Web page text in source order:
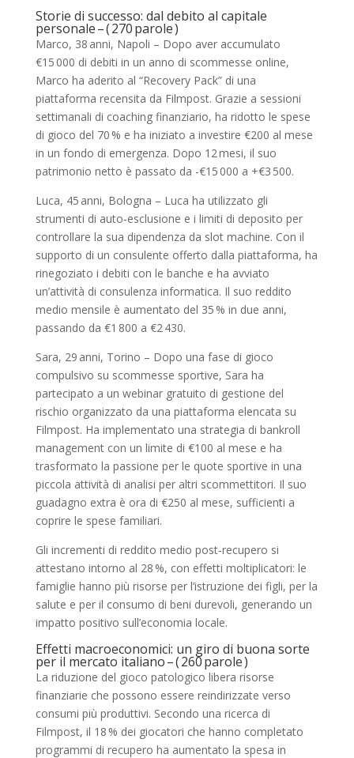
Storie di successo: dal debito al capitale
personale – ( 270 parole )
Marco, 38 anni, Napoli – Dopo aver accumulato
€15 000 di debiti in un anno di scommesse online,
Marco ha aderito al “Recovery Pack” di una
piattaforma recensita da Filmpost. Grazie a sessioni
settimanali di coaching finanziario, ha ridotto le spese
di gioco del 70 % e ha iniziato a investire €200 al mese
in un fondo di emergenza. Dopo 12 mesi, il suo
patrimonio netto è passato da -€15 000 a +€3 500.
Luca, 45 anni, Bologna – Luca ha utilizzato gli
strumenti di auto‑esclusione e i limiti di deposito per
controllare la sua dipendenza da slot machine. Con il
supporto di un consulente offerto dalla piattaforma, ha
rinegoziato i debiti con le banche e ha avviato
un’attività di consulenza informatica. Il suo reddito
medio mensile è aumentato del 35 % in due anni,
passando da €1 800 a €2 430.
Sara, 29 anni, Torino – Dopo una fase di gioco
compulsivo su scommesse sportive, Sara ha
partecipato a un webinar gratuito di gestione del
rischio organizzato da una piattaforma elencata su
Filmpost. Ha implementato una strategia di bankroll
management con un limite di €100 al mese e ha
trasformato la passione per le quote sportive in una
piccola attività di analisi per altri scommettitori. Il suo
guadagno extra è ora di €250 al mese, sufficienti a
coprire le spese familiari.
Gli incrementi di reddito medio post‑recupero si
attestano intorno al 28 %, con effetti moltiplicatori: le
famiglie hanno più risorse per l’istruzione dei figli, per la
salute e per il consumo di beni durevoli, generando un
impatto positivo sull’economia locale.
Effetti macroeconomici: un giro di buona sorte
per il mercato italiano – ( 260 parole )
La riduzione del gioco patologico libera risorse
finanziarie che possono essere reindirizzate verso
consumi più produttivi. Secondo una ricerca di
Filmpost, il 18 % dei giocatori che hanno completato
programmi di recupero ha aumentato la spesa in